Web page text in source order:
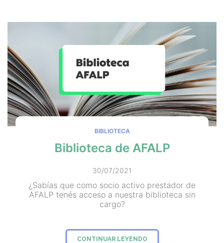
BIBLIOTECA
Biblioteca de AFALP
30/07/2021
¿Sabías que como socio activo prestador de
AFALP tenés acceso a nuestra biblioteca sin
cargo?
CONTINUAR LEYENDO